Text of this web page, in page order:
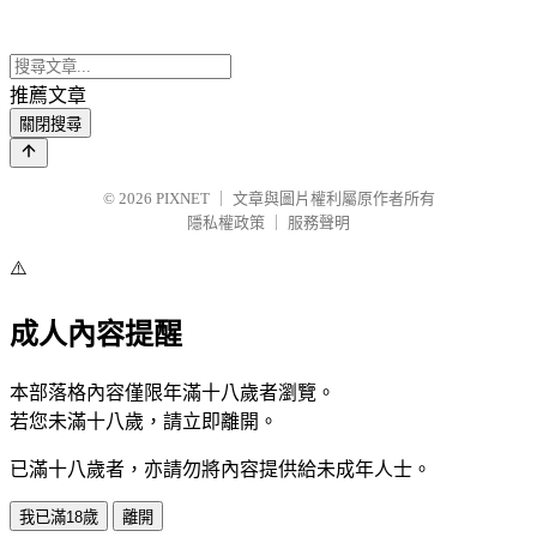
推薦文章
關閉搜尋
© 2026 PIXNET
文章與圖片權利屬原作者所有
隱私權政策
服務聲明
⚠️
成人內容提醒
本部落格內容僅限年滿十八歲者瀏覽。
若您未滿十八歲，請立即離開。
已滿十八歲者，亦請勿將內容提供給未成年人士。
我已滿18歲 離開